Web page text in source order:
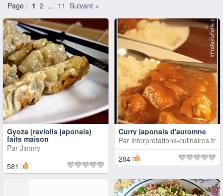
Page : 1 2 ... 11 Suivant »
Gyoza (raviolis japonais)
faits maison
Par Jimmy
581
Curry japonais d'automne
Par interpretations-culinaires.fr
284